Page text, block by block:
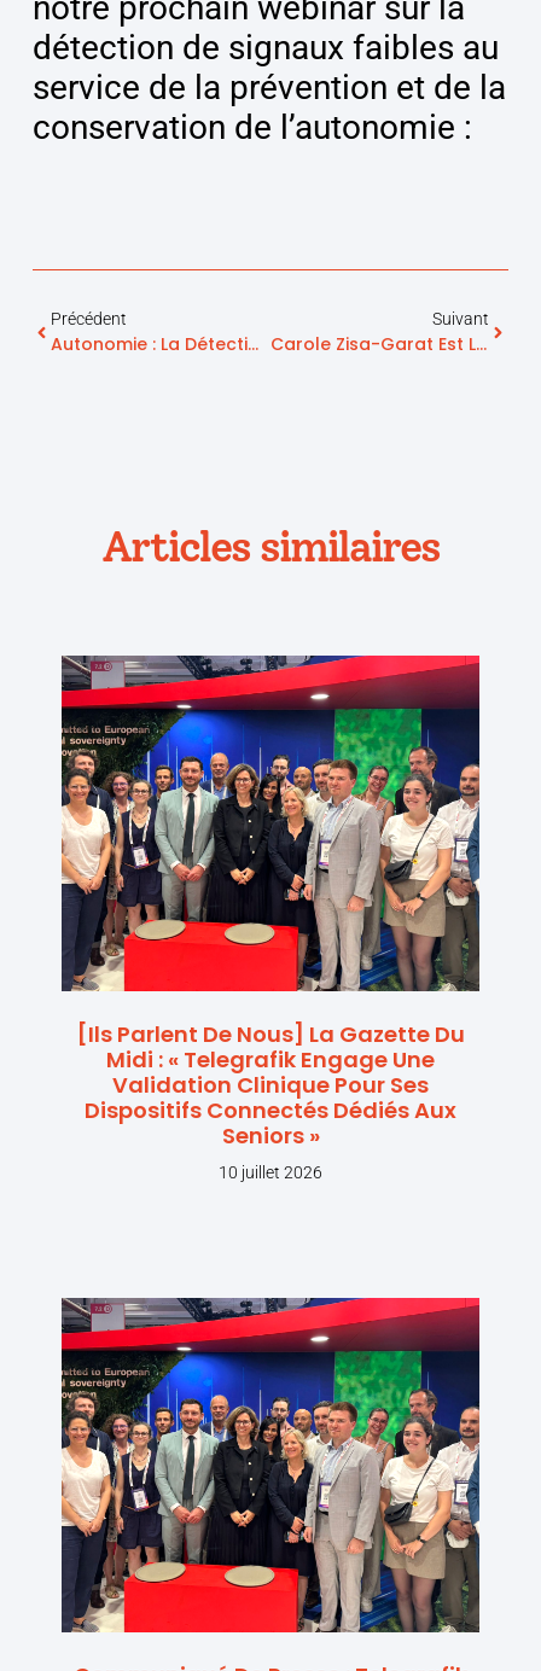
détection de signaux faibles au
service de la prévention et de la
conservation de l’autonomie :
Précédent
Autonomie : La Détection De Signaux Faibles Au Service De La Prévention Et De La Conservation De L’autonomie
Suivant
Carole Zisa-Garat Est Lauréate Du Prix Innovation Sociale Des Trophées « Les Femmes De L’économie »
Articles similaires
[Ils Parlent De Nous] La Gazette Du
Midi : « Telegrafik Engage Une
Validation Clinique Pour Ses
Dispositifs Connectés Dédiés Aux
Seniors »
10 juillet 2026